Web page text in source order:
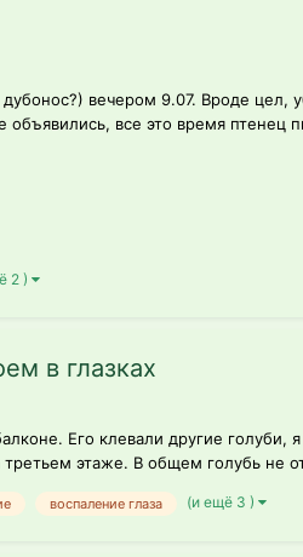
вечером 9.07. Вроде цел,
объявились, все это время
2 )
в глазках
Его клевали другие
этаже. В общем голубь не
воспаление глаза (и ещё 3 )